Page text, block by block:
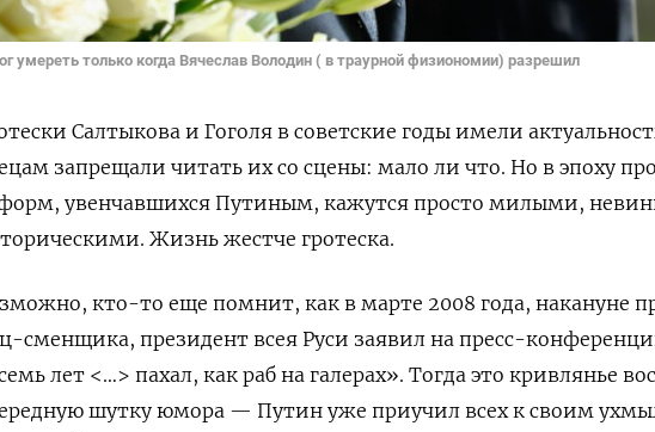
умереть только когда Вячеслав Володин ( в траурной физиономии) разрешил
Салтыкова и Гоголя в советские годы имели
запрещали читать их со сцены: мало ли что. Но в эпоху
увенчавшихся Путиным, кажутся просто милыми,
Жизнь жестче гротеска.
кто-то еще помнит, как в марте 2008 года, накануне
сменщика, президент всея Руси заявил на пресс-
лет <…> пахал, как раб на галерах». Тогда это кривлянье
шутку юмора — Путин уже приучил всех к своим